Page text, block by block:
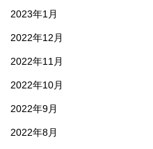
2023年1月
2022年12月
2022年11月
2022年10月
2022年9月
2022年8月